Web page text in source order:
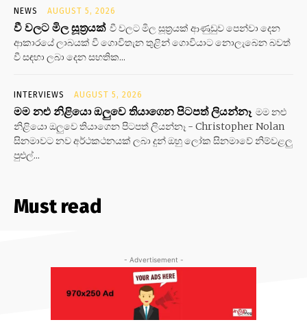
NEWS AUGUST 5, 2026
වී වලට මිල සූත්‍රයක් වී වලට මිල සූත්‍රයක් ආණුඩුව පෙන්වා දෙන
ආකාරයේ ලාබයක් වී ගොවිතැන තුළින් ගොවියාට නොලැබෙන බවත්
වී සඳහා ලබා දෙන සහතික...
INTERVIEWS AUGUST 5, 2026
මම නළු නිළියො ඔලුවෙ තියාගෙන පිටපත් ලියන්නෑ මම නළු
නිළියො ඔලුවෙ තියාගෙන පිටපත් ලියන්නෑ - Christopher Nolan
සිනමාවට නව අර්ථකථනයක් ලබා දුන් ඔහු ලෝක සිනමාවේ නිම්වළලු
පුළුල්...
Must read
- Advertisement -